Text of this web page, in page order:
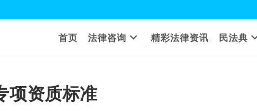
首页 法律咨询 精彩法律资讯 民法典
项资质标准